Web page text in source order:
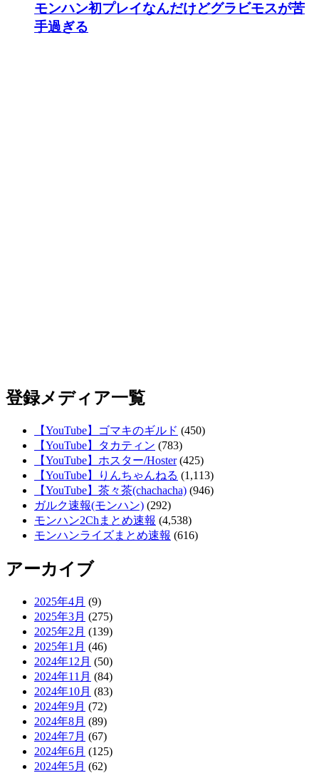
モンハン初プレイなんだけどグラビモスが苦
手過ぎる
登録メディア一覧
【YouTube】ゴマキのギルド (450)
【YouTube】タカティン (783)
【YouTube】ホスター/Hoster(425)
【YouTube】りんちゃんねる (1,113)
【YouTube】茶々茶(chachacha) (946)
ガルク速報(モンハン) (292)
モンハン2Chまとめ速報 (4,538)
モンハンライズまとめ速報 (616)
アーカイブ
2025年4月 (9)
2025年3月 (275)
2025年2月 (139)
2025年1月 (46)
2024年12月 (50)
2024年11月 (84)
2024年10月 (83)
2024年9月 (72)
2024年8月 (89)
2024年7月 (67)
2024年6月 (125)
2024年5月 (62)